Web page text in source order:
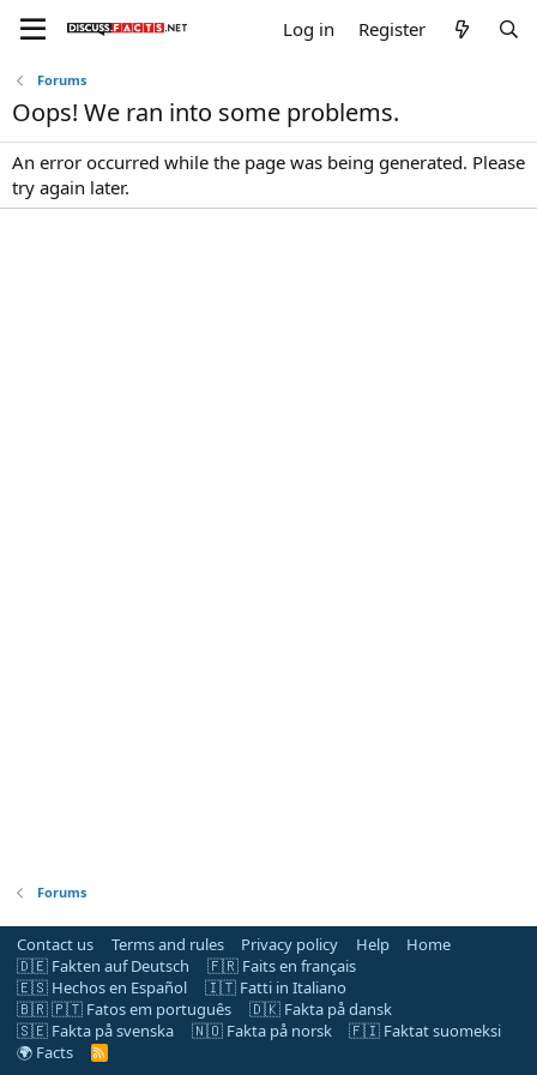
Log in Register
Forums
Oops! We ran into some problems.
An error occurred while the page was being generated. Please
try again later.
Forums
Contact us Terms and rules Privacy policy Help
Home
🇩🇪 Fakten auf Deutsch
🇫🇷 Faits en français
🇪🇸 Hechos en Español
🇮🇹 Fatti in Italiano
🇧🇷 🇵🇹 Fatos em português
🇩🇰 Fakta på dansk
🇸🇪 Fakta på svenska
🇳🇴 Fakta på norsk
🇫🇮 Faktat suomeksi
🌍 Facts
R